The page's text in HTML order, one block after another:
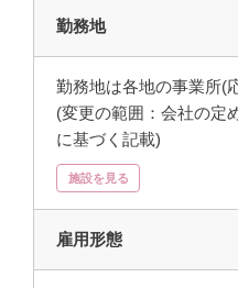
勤務地
勤務地は各地の事業所(
(変更の範囲：会社の
に基づく記載)
施設を見る
雇用形態